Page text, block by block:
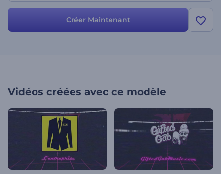
Créer Maintenant
Vidéos créées avec ce modèle